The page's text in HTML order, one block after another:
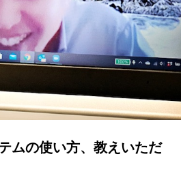
代表・窪田 純一のブログ
ムの使い方、教えいただ